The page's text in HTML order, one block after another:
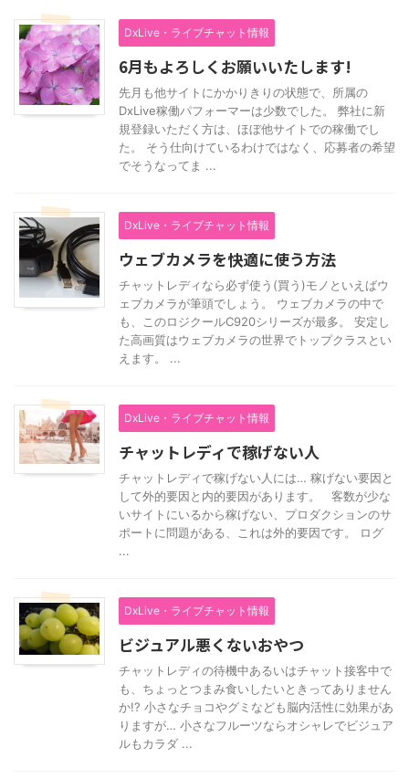
DxLive・ライブチャット情報
6月もよろしくお願いいたします!
先月も他サイトにかかりきりの状態で、所属の
DxLive稼働パフォーマーは少数でした。 弊社に新
規登録いただく方は、ほぼ他サイトでの稼働でし
た。 そう仕向けているわけではなく、応募者の希望
でそうなってま ...
DxLive・ライブチャット情報
ウェブカメラを快適に使う方法
チャットレディなら必ず使う(買う)モノといえばウ
ェブカメラが筆頭でしょう。 ウェブカメラの中で
も、このロジクールC920シリーズが最多。 安定し
た高画質はウェブカメラの世界でトップクラスとい
えます。 ...
DxLive・ライブチャット情報
チャットレディで稼げない人
チャットレディで稼げない人には… 稼げない要因と
して外的要因と内的要因があります。 客数が少な
いサイトにいるから稼げない、プロダクションのサ
ポートに問題がある、これは外的要因です。 ログ
...
DxLive・ライブチャット情報
ビジュアル悪くないおやつ
チャットレディの待機中あるいはチャット接客中で
も、ちょっとつまみ食いしたいときってありません
か!? 小さなチョコやグミなども脳内活性に効果があ
りますが… 小さなフルーツならオシャレでビジュア
ルもカラダ ...